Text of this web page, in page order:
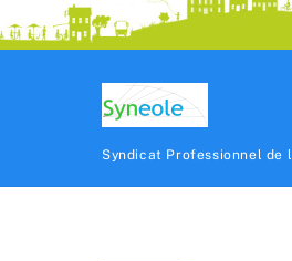
Syndicat Professionnel